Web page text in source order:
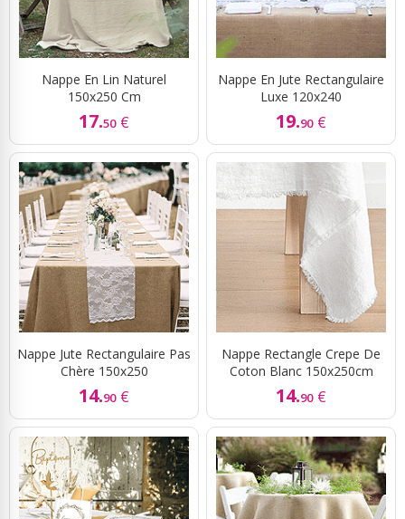
Nappe En Lin Naturel
150x250 Cm
17.50 €
Nappe En Jute Rectangulaire
Luxe 120x240
19.90 €
Nappe Jute Rectangulaire Pas
Chère 150x250
14.90 €
Nappe Rectangle Crepe De
Coton Blanc 150x250cm
14.90 €